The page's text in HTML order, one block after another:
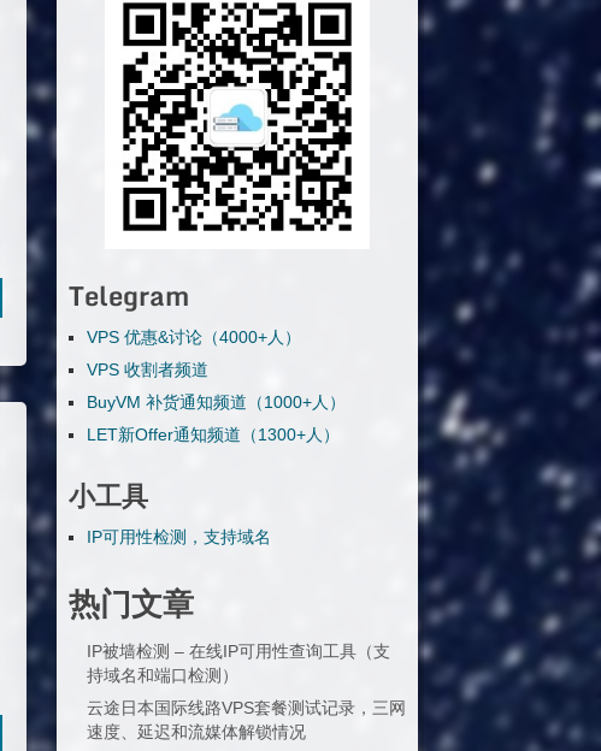
Telegram
VPS 优惠&讨论（4000+人）
VPS 收割者频道
BuyVM 补货通知频道（1000+人）
LET新Offer通知频道（1300+人）
小工具
IP可用性检测，支持域名
热门文章
IP被墙检测 – 在线IP可用性查询工具（支
持域名和端口检测）
云途日本国际线路VPS套餐测试记录，三网
速度、延迟和流媒体解锁情况